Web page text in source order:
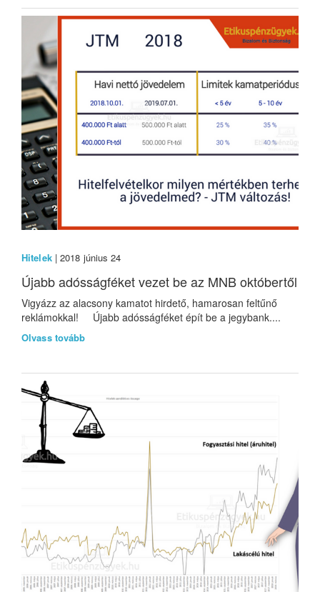
Hitelek| 2018 június 24
Újabb adósságféket vezet be az MNB októbertől
Vigyázz az alacsony kamatot hirdető, hamarosan feltűnő
reklámokkal! Újabb adósságféket épít be a jegybank....
Olvass tovább